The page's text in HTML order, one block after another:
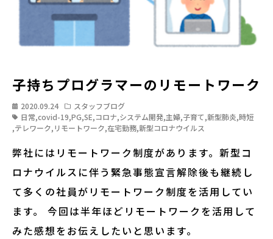
子持ちプログラマーのリモートワーク
2020.09.24
スタッフブログ
日常,covid-19,PG,SE,コロナ,システム開発,主婦,子育て,新型肺炎,時短
,テレワーク,リモートワーク,在宅勤務,新型コロナウイルス
弊社にはリモートワーク制度があります。新型コ
ロナウイルスに伴う緊急事態宣言解除後も継続し
て多くの社員がリモートワーク制度を活用してい
ます。 今回は半年ほどリモートワークを活用して
みた感想をお伝えしたいと思います。